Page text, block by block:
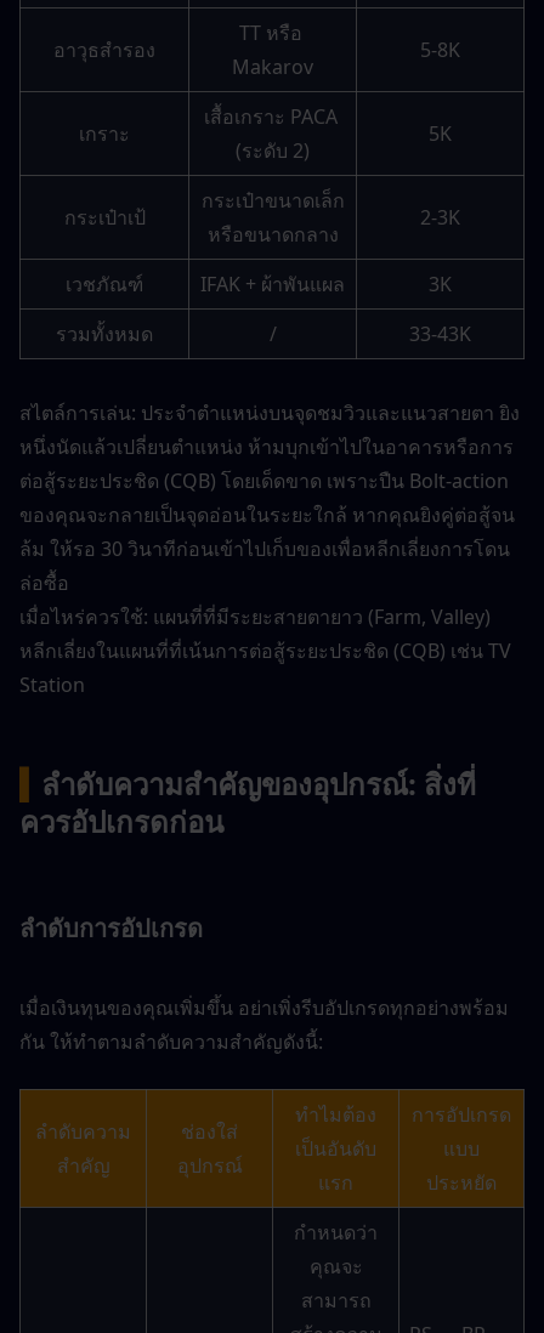
อาวุธสำรอง
TT หรือ
Makarov
5-8K
เกราะ
เสื้อเกราะ PACA
(ระดับ 2)
5K
กระเป๋าเป้
กระเป๋าขนาดเล็ก
หรือขนาดกลาง
2-3K
เวชภัณฑ์ IFAK + ผ้าพันแผล
3K
รวมทั้งหมด
/ 33-43K
สไตล์การเล่น: ประจำตำแหน่งบนจุดชมวิวและแนวสายตา ยิง
หนึ่งนัดแล้วเปลี่ยนตำแหน่ง ห้ามบุกเข้าไปในอาคารหรือการ
ต่อสู้ระยะประชิด (CQB) โดยเด็ดขาด เพราะปืน Bolt-action
ของคุณจะกลายเป็นจุดอ่อนในระยะใกล้ หากคุณยิงคู่ต่อสู้จน
ล้ม ให้รอ 30 วินาทีก่อนเข้าไปเก็บของเพื่อหลีกเลี่ยงการโดน
ล่อซื้อ
เมื่อไหร่ควรใช้: แผนที่ที่มีระยะสายตายาว (Farm, Valley)
หลีกเลี่ยงในแผนที่ที่เน้นการต่อสู้ระยะประชิด (CQB) เช่น TV
Station
ลำดับความสำคัญของอุปกรณ์: สิ่งที่
ควรอัปเกรดก่อน
ลำดับการอัปเกรด
เมื่อเงินทุนของคุณเพิ่มขึ้น อย่าเพิ่งรีบอัปเกรดทุกอย่างพร้อม
กัน ให้ทำตามลำดับความสำคัญดังนี้:
ลำดับความ
สำคัญ
ช่องใส่
อุปกรณ์
ทำไมต้อง
เป็นอันดับ
แรก
การอัปเกรด
แบบ
ประหยัด
กำหนดว่า
คุณจะ
สามารถ